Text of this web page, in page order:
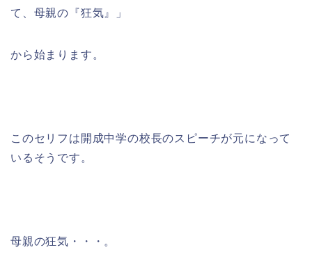
て、母親の『狂気』」
から始まります。
このセリフは開成中学の校長のスピーチが元になって
いるそうです。
母親の狂気・・・。